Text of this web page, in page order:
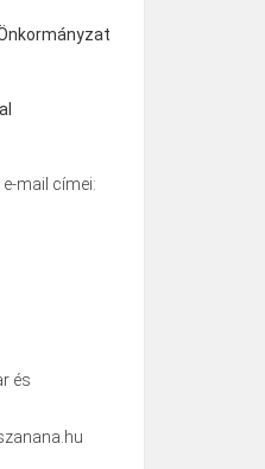
mail címei:
és